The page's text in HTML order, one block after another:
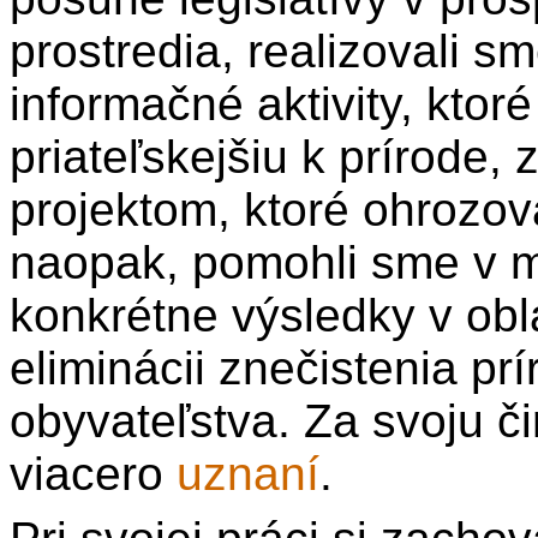
prostredia, realizovali
informačné aktivity,
priateľskejšiu k prírode,
projektom, ktoré
naopak, pomohli sme v
konkrétne výsledky v
eliminácii znečistenia
obyvateľstva. Za svoju
viacero uznaní.